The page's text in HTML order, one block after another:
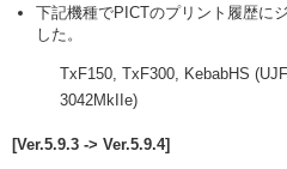
下記機種でPICTのプリント履歴に
した。
TxF150, TxF300, KebabHS
3042MkIIe)
[Ver.5.9.3 -> Ver.5.9.4]